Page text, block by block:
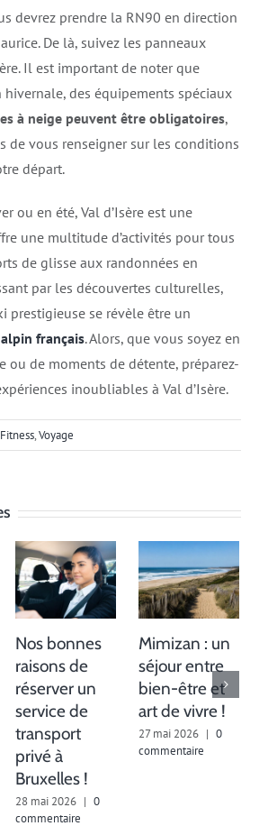
devrez prendre la RN90 en direction
De là, suivez les panneaux
Il est important de noter que
des équipements spéciaux
à neige peuvent être obligatoires,
de vous renseigner sur les conditions
départ.
ou en été, Val d’Isère est une
une multitude d’activités pour tous
de glisse aux randonnées en
par les découvertes culturelles,
prestigieuse se révèle être un
français. Alors, que vous soyez en
ou de moments de détente, préparez-
inoubliables à Val d’Isère.
,Voyage
Nos bonnes
raisons de
réserver un
service de
transport
privé à
Bruxelles !
28 mai 2026 | 0
commentaire
Mimizan : un
séjour entre
bien-être et
art de vivre !
27 mai 2026 | 0
commentaire